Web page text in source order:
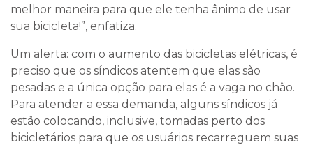
melhor maneira para que ele tenha ânimo de usar
sua bicicleta!”, enfatiza.
Um alerta: com o aumento das bicicletas elétricas, é
preciso que os síndicos atentem que elas são
pesadas e a única opção para elas é a vaga no chão.
Para atender a essa demanda, alguns síndicos já
estão colocando, inclusive, tomadas perto dos
bicicletários para que os usuários recarreguem suas